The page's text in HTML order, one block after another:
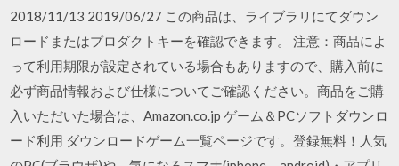
2018/11/13 2019/06/27 この商品は、ライブラリにてダウン
ロードまたはプロダクトキーを確認できます。 注意：商品によ
って利用期限が設定されている場合もありますので、購入前に
必ず商品情報および仕様についてご確認ください。商品をご購
入いただいた場合は、Amazon.co.jp ゲーム＆PCソフトダウンロ
ード利用 ダウンロードゲーム一覧ページです。登録無料！人気